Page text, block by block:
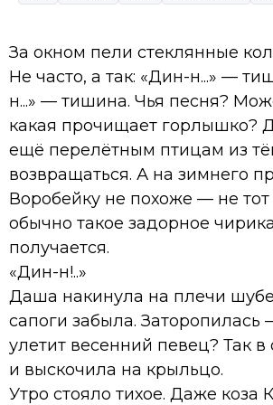
За окном пели стеклянные
Не часто, а так: «Дин-н...» —
н...» — тишина. Чья песня?
какая прочищает горлышко?
ещё перелётным птицам из
возвращаться. А на зимнего
Воробейку не похоже — не тот
обычно такое задорное
получается.
«Дин-н!..»
Даша накинула на плечи
сапоги забыла. Заторопилась
улетит весенний певец? Так в
и выскочила на крыльцо.
Утро стояло тихое. Даже коза